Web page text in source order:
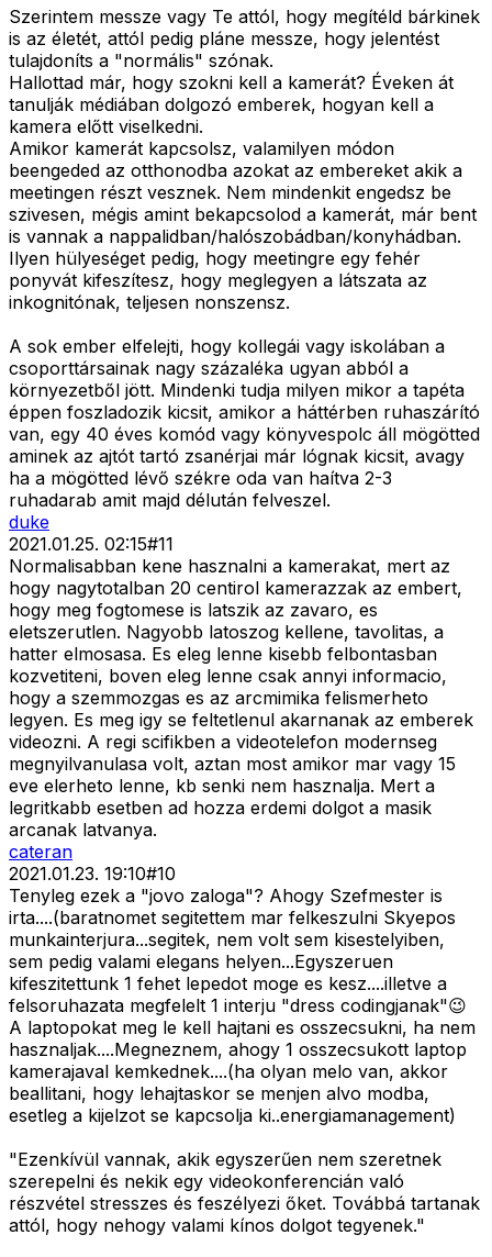
Szerintem messze vagy Te attól, hogy megítéld bárkinek
is az életét, attól pedig pláne messze, hogy jelentést
tulajdoníts a "normális" szónak.
Hallottad már, hogy szokni kell a kamerát? Éveken át
tanulják médiában dolgozó emberek, hogyan kell a
kamera előtt viselkedni.
Amikor kamerát kapcsolsz, valamilyen módon
beengeded az otthonodba azokat az embereket akik a
meetingen részt vesznek. Nem mindenkit engedsz be
szivesen, mégis amint bekapcsolod a kamerát, már bent
is vannak a nappalidban/halószobádban/konyhádban.
Ilyen hülyeséget pedig, hogy meetingre egy fehér
ponyvát kifeszítesz, hogy meglegyen a látszata az
inkognitónak, teljesen nonszensz.
A sok ember elfelejti, hogy kollegái vagy iskolában a
csoporttársainak nagy százaléka ugyan abból a
környezetből jött. Mindenki tudja milyen mikor a tapéta
éppen foszladozik kicsit, amikor a háttérben ruhaszárító
van, egy 40 éves komód vagy könyvespolc áll mögötted
aminek az ajtót tartó zsanérjai már lógnak kicsit, avagy
ha a mögötted lévő székre oda van haítva 2-3
ruhadarab amit majd délután felveszel.
duke
2021.01.25. 02:15#11
Normalisabban kene hasznalni a kamerakat, mert az
hogy nagytotalban 20 centirol kamerazzak az embert,
hogy meg fogtomese is latszik az zavaro, es
eletszerutlen. Nagyobb latoszog kellene, tavolitas, a
hatter elmosasa. Es eleg lenne kisebb felbontasban
kozvetiteni, boven eleg lenne csak annyi informacio,
hogy a szemmozgas es az arcmimika felismerheto
legyen. Es meg igy se feltetlenul akarnanak az emberek
videozni. A regi scifikben a videotelefon modernseg
megnyilvanulasa volt, aztan most amikor mar vagy 15
eve elerheto lenne, kb senki nem hasznalja. Mert a
legritkabb esetben ad hozza erdemi dolgot a masik
arcanak latvanya.
cateran
2021.01.23. 19:10#10
Tenyleg ezek a "jovo zaloga"? Ahogy Szefmester is
irta....(baratnomet segitettem mar felkeszulni Skyepos
munkainterjura...segitek, nem volt sem kisestelyiben,
sem pedig valami elegans helyen...Egyszeruen
kifeszitettunk 1 fehet lepedot moge es kesz....illetve a
felsoruhazata megfelelt 1 interju "dress codingjanak"😉
A laptopokat meg le kell hajtani es osszecsukni, ha nem
hasznaljak....Megneznem, ahogy 1 osszecsukott laptop
kamerajaval kemkednek....(ha olyan melo van, akkor
beallitani, hogy lehajtaskor se menjen alvo modba,
esetleg a kijelzot se kapcsolja ki..energiamanagement)
"Ezenkívül vannak, akik egyszerűen nem szeretnek
szerepelni és nekik egy videokonferencián való
részvétel stresszes és feszélyezi őket. Továbbá tartanak
attól, hogy nehogy valami kínos dolgot tegyenek."